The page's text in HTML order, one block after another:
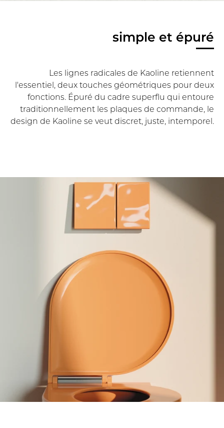
simple et épuré
Les lignes radicales de Kaoline retiennent
l'essentiel, deux touches géométriques pour deux
fonctions. Épuré du cadre superflu qui entoure
traditionnellement les plaques de commande, le
design de Kaoline se veut discret, juste, intemporel.